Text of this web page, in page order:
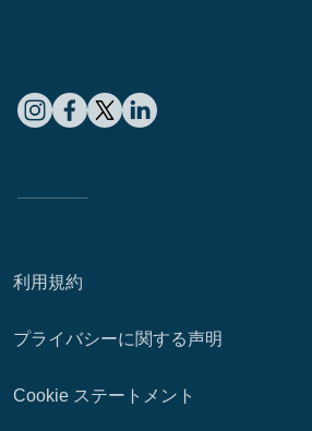
利用規約
プライバシーに関する声明
Cookie ステートメント